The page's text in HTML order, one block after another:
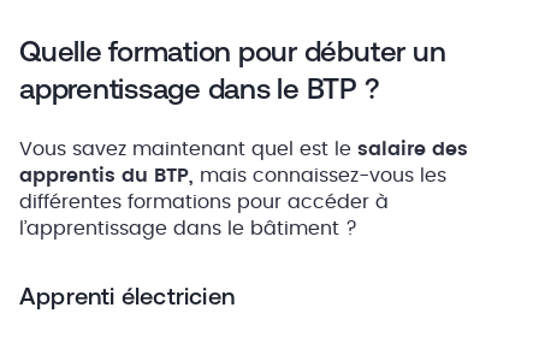
Quelle formation pour débuter un
apprentissage dans le BTP ?
Vous savez maintenant quel est le salaire des
apprentis du BTP,
mais connaissez-vous les
différentes formations pour accéder à
l’apprentissage dans le bâtiment ?
Apprenti électricien